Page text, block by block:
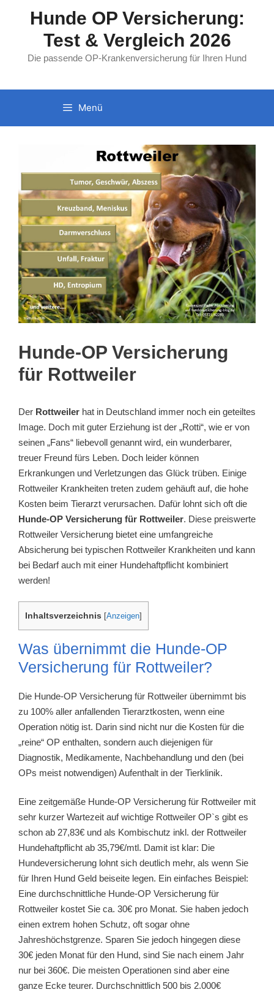
Hunde OP Versicherung:
Test & Vergleich 2026
Die passende OP-Krankenversicherung für Ihren Hund
Menü
Hunde-OP Versicherung
für Rottweiler
Der Rottweiler hat in Deutschland immer noch ein geteiltes
Image. Doch mit guter Erziehung ist der „Rotti“, wie er von
seinen „Fans“ liebevoll genannt wird, ein wunderbarer,
treuer Freund fürs Leben. Doch leider können
Erkrankungen und Verletzungen das Glück trüben. Einige
Rottweiler Krankheiten treten zudem gehäuft auf, die hohe
Kosten beim Tierarzt verursachen. Dafür lohnt sich oft die
Hunde-OP Versicherung für Rottweiler. Diese preiswerte
Rottweiler Versicherung bietet eine umfangreiche
Absicherung bei typischen Rottweiler Krankheiten und kann
bei Bedarf auch mit einer Hundehaftpflicht kombiniert
werden!
Inhaltsverzeichnis [Anzeigen]
Was übernimmt die Hunde-OP
Versicherung für Rottweiler?
Die Hunde-OP Versicherung für Rottweiler übernimmt bis
zu 100% aller anfallenden Tierarztkosten, wenn eine
Operation nötig ist. Darin sind nicht nur die Kosten für die
„reine“ OP enthalten, sondern auch diejenigen für
Diagnostik, Medikamente, Nachbehandlung und den (bei
OPs meist notwendigen) Aufenthalt in der Tierklinik.
Eine zeitgemäße Hunde-OP Versicherung für Rottweiler mit
sehr kurzer Wartezeit auf wichtige Rottweiler OP`s gibt es
schon ab 27,83€ und als Kombischutz inkl. der Rottweiler
Hundehaftpflicht ab 35,79€/mtl. Damit ist klar: Die
Hundeversicherung lohnt sich deutlich mehr, als wenn Sie
für Ihren Hund Geld beiseite legen. Ein einfaches Beispiel:
Eine durchschnittliche Hunde-OP Versicherung für
Rottweiler kostet Sie ca. 30€ pro Monat. Sie haben jedoch
einen extrem hohen Schutz, oft sogar ohne
Jahreshöchstgrenze. Sparen Sie jedoch hingegen diese
30€ jeden Monat für den Hund, sind Sie nach einem Jahr
nur bei 360€. Die meisten Operationen sind aber eine
ganze Ecke teurer. Durchschnittlich 500 bis 2.000€